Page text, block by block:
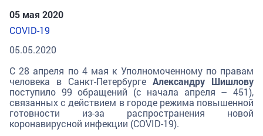
05 мая 2020
COVID-19
05.05.2020
С 28 апреля по 4 мая к Уполномоченному по правам
человека в Санкт-Петербурге Александру Шишлову
поступило 99 обращений (с начала апреля – 451),
связанных с действием в городе режима повышенной
готовности из-за распространения новой
коронавирусной инфекции (COVID-19).